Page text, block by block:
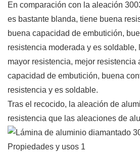
En comparación con la aleación
es bastante blanda, tiene buena
buena capacidad de embutición,
resistencia moderada y es
mayor resistencia, mejor resistencia
capacidad de embutición, buena
resistencia y es soldable.
Tras el recocido, la aleación de
resistencia que las aleaciones de